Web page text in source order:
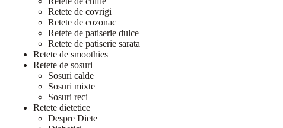
Retete de covrigi
Retete de cozonac
Retete de patiserie dulce
Retete de patiserie sarata
Retete de smoothies
Retete de sosuri
Sosuri calde
Sosuri mixte
Sosuri reci
Retete dietetice
Despre Diete